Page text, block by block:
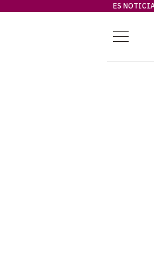
ES
Menú